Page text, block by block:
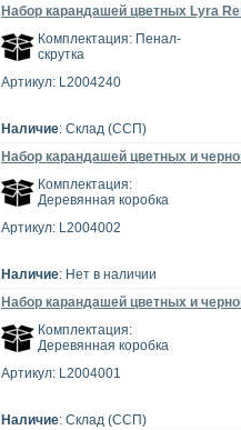
Набор карандашей цветных Lyra
Комплектация: Пенал-
скрутка
Артикул: L2004240
Наличие: Склад (ССП)
Набор карандашей цветных и
Комплектация:
Деревянная коробка
Артикул: L2004002
Наличие: Нет в наличии
Набор карандашей цветных и
Комплектация:
Деревянная коробка
Артикул: L2004001
Наличие: Склад (ССП)